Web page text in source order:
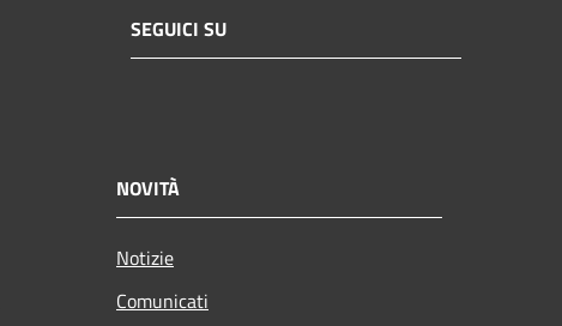
SEGUICI SU
NOVITÀ
Notizie
Comunicati